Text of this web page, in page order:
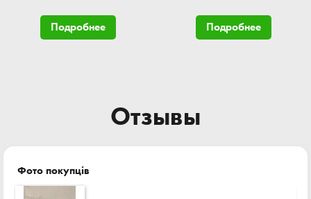
Подробнее Подробнее
Отзывы
Фото покупців